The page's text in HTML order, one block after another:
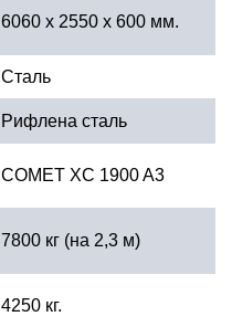
6060 х 2550 х 600 мм.
Сталь
Рифлена сталь
COMET XC 1900 A3
7800 кг (на 2,3 м)
4250 кг.